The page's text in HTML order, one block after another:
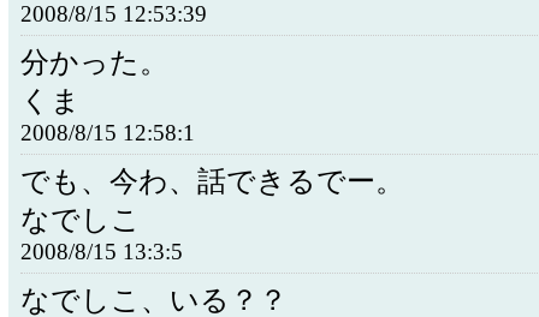
2008/8/15 12:53:39
分かった。
くま
2008/8/15 12:58:1
でも、今わ、話できるでー。
なでしこ
2008/8/15 13:3:5
なでしこ、いる？？